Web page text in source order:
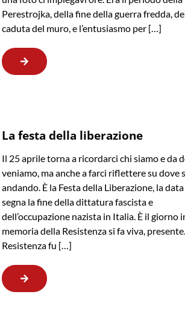
Perestrojka, della fine della guerra fredda,
caduta del muro, e l’entusiasmo per […]
La festa della liberazione
Il 25 aprile torna a ricordarci chi siamo e da
veniamo, ma anche a farci riflettere su dove
andando. È la Festa della Liberazione, la
segna la fine della dittatura fascista e
dell’occupazione nazista in Italia. È il giorno
memoria della Resistenza si fa viva,
Resistenza fu […]